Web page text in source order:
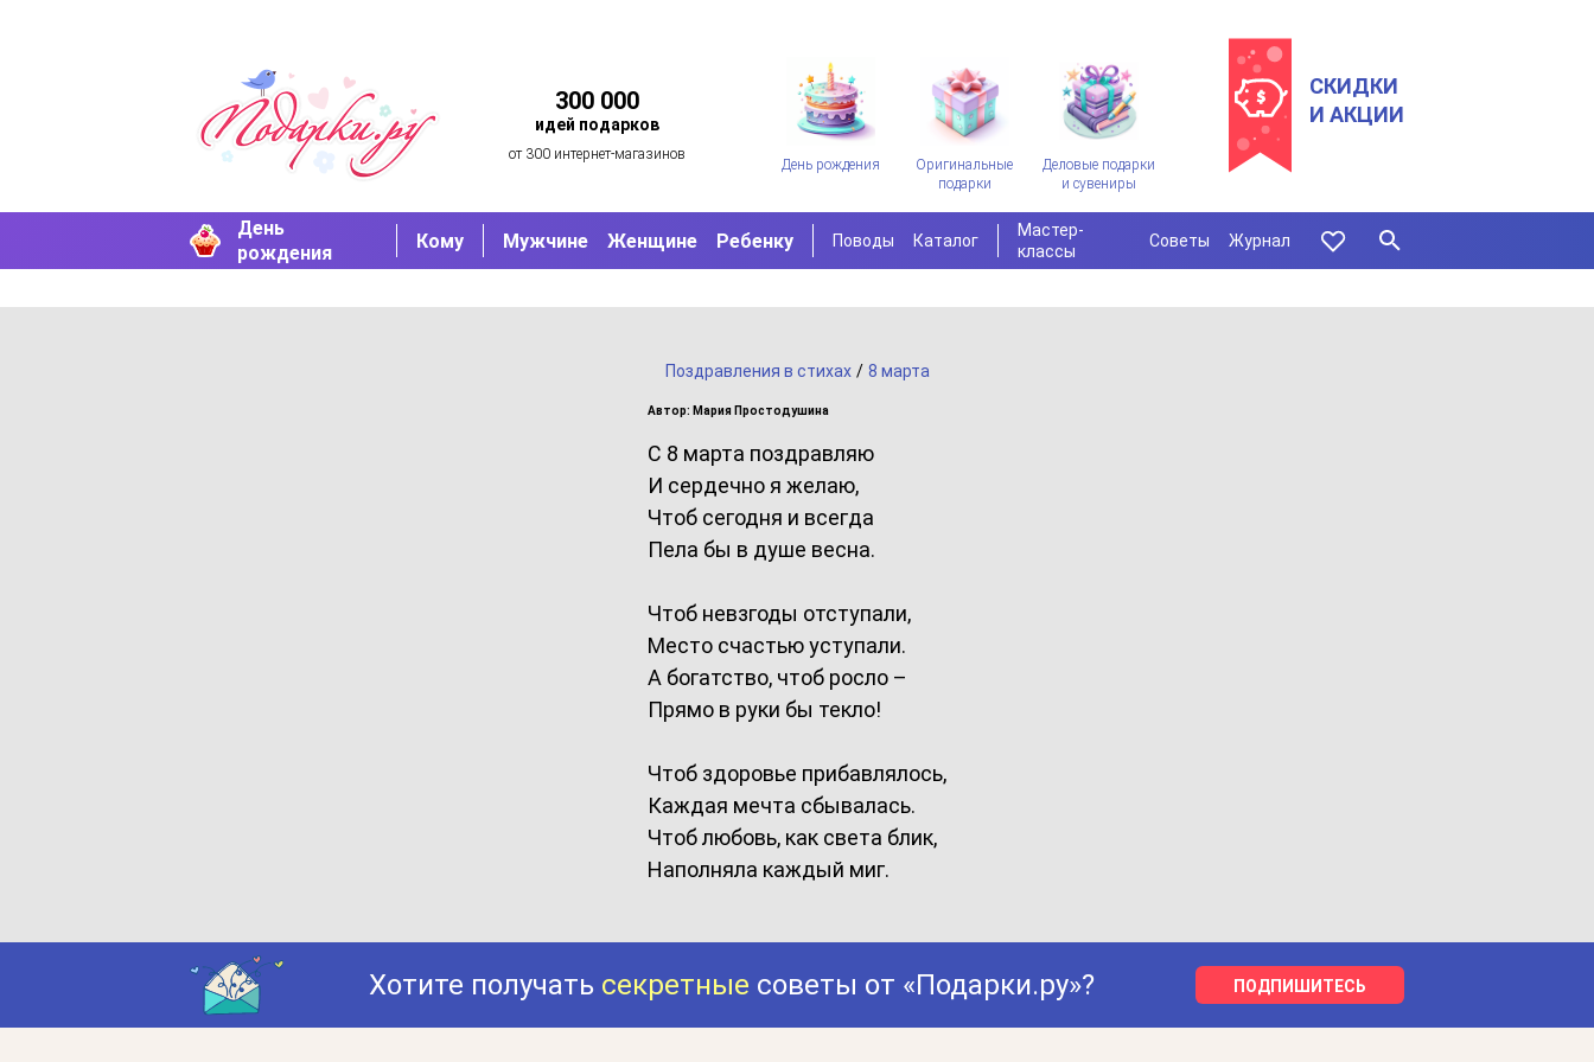
300 000
идей подарков
от 300 интернет-магазинов
День рождения
Оригинальные
подарки
Деловые подарки
и сувениры
СКИДКИ
И АКЦИИ
День
рождения
Кому Мужчине Женщине Ребенку Поводы Каталог
Мастер-
классы
Советы Журнал
Поздравления в стихах / 8 марта
Автор: Мария Простодушина
С 8 марта поздравляю
И сердечно я желаю,
Чтоб сегодня и всегда
Пела бы в душе весна.
Чтоб невзгоды отступали,
Место счастью уступали.
А богатство, чтоб росло –
Прямо в руки бы текло!
Чтоб здоровье прибавлялось,
Каждая мечта сбывалась.
Чтоб любовь, как света блик,
Наполняла каждый миг.
Хотите получать секретные советы от «Подарки.ру»? ПОДПИШИТЕСЬ